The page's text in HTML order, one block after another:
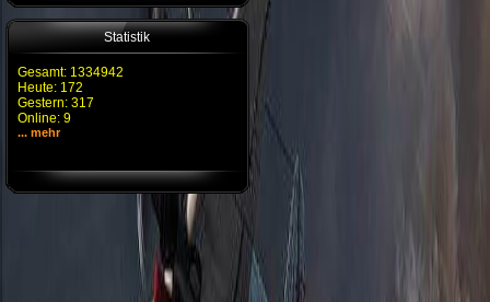
Statistik
Gesamt: 1334942
Heute: 172
Gestern: 317
Online: 9
... mehr